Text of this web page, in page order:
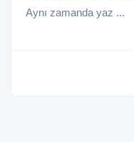
Aynı zamanda yaz ...